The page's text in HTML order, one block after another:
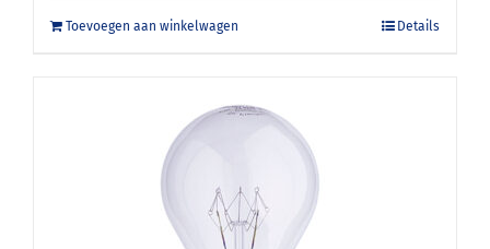
Toevoegen aan winkelwagen Details